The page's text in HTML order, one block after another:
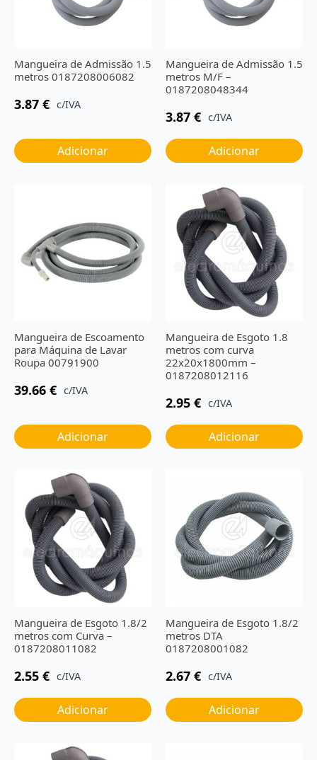
Mangueira de Admissão 1.5
metros 0187208006082
3.87 € c/IVA
Adicionar
Mangueira de Admissão 1.5
metros M/F –
0187208048344
3.87 € c/IVA
Adicionar
Mangueira de Escoamento
para Máquina de Lavar
Roupa 00791900
39.66 € c/IVA
Adicionar
Mangueira de Esgoto 1.8
metros com curva
22x20x1800mm –
0187208012116
2.95 € c/IVA
Adicionar
Mangueira de Esgoto 1.8/2
metros com Curva –
0187208011082
2.55 € c/IVA
Adicionar
Mangueira de Esgoto 1.8/2
metros DTA
0187208001082
2.67 € c/IVA
Adicionar